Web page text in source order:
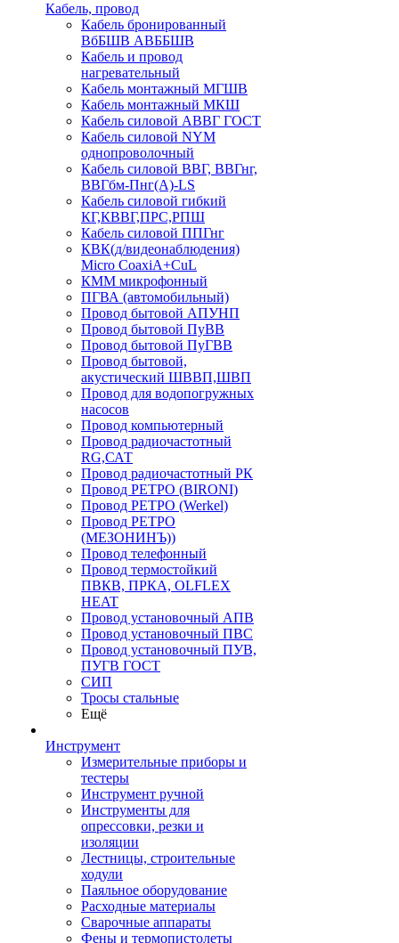
Кабель, провод
Кабель бронированный
ВбБШВ АВББШВ
Кабель и провод
нагревательный
Кабель монтажный МГШВ
Кабель монтажный МКШ
Кабель силовой АВВГ ГОСТ
Кабель силовой NYM
однопроволочный
Кабель силовой ВВГ, ВВГнг,
ВВГбм-Пнг(А)-LS
Кабель силовой гибкий
КГ,КВВГ,ПРС,РПШ
Кабель силовой ППГнг
КВК(д/видеонаблюдения)
Micro CoaxiA+CuL
КММ микрофонный
ПГВА (автомобильный)
Провод бытовой АПУНП
Провод бытовой ПуВВ
Провод бытовой ПуГВВ
Провод бытовой,
акустический ШВВП,ШВП
Провод для водопогружных
насосов
Провод компьютерный
Провод радиочастотный
RG,САТ
Провод радиочастотный РК
Провод РЕТРО (BIRONI)
Провод РЕТРО (Werkel)
Провод РЕТРО
(МЕЗОНИНЪ))
Провод телефонный
Провод термостойкий
ПВКВ, ПРКА, OLFLEX
HEAT
Провод установочный АПВ
Провод установочный ПВС
Провод установочный ПУВ,
ПУГВ ГОСТ
СИП
Тросы стальные
Ещё
Инструмент
Измерительные приборы и
тестеры
Инструмент ручной
Инструменты для
опрессовки, резки и
изоляции
Лестницы, строительные
ходули
Паяльное оборудование
Расходные материалы
Сварочные аппараты
Фены и термопистолеты